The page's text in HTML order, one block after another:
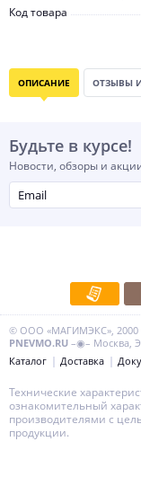
Код товара
ОПИСАНИЕ ОТЗЫВЫ
Будьте в курсе!
Новости, обзоры и
© ООО «МАГИМЭКС», 2000
PNEVMO.RU –◉– Москва,
Каталог
Доставка
Технические
ознакомительный
производителями с
продукции.